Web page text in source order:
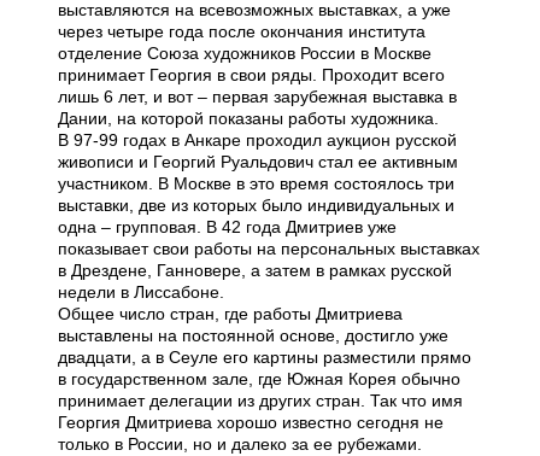
выставляются на всевозможных выставках, а уже
через четыре года после окончания института
отделение Союза художников России в Москве
принимает Георгия в свои ряды. Проходит всего
лишь 6 лет, и вот – первая зарубежная выставка в
Дании, на которой показаны работы художника.
В 97-99 годах в Анкаре проходил аукцион русской
живописи и Георгий Руальдович стал ее активным
участником. В Москве в это время состоялось три
выставки, две из которых было индивидуальных и
одна – групповая. В 42 года Дмитриев уже
показывает свои работы на персональных выставках
в Дрездене, Ганновере, а затем в рамках русской
недели в Лиссабоне.
Общее число стран, где работы Дмитриева
выставлены на постоянной основе, достигло уже
двадцати, а в Сеуле его картины разместили прямо
в государственном зале, где Южная Корея обычно
принимает делегации из других стран. Так что имя
Георгия Дмитриева хорошо известно сегодня не
только в России, но и далеко за ее рубежами.